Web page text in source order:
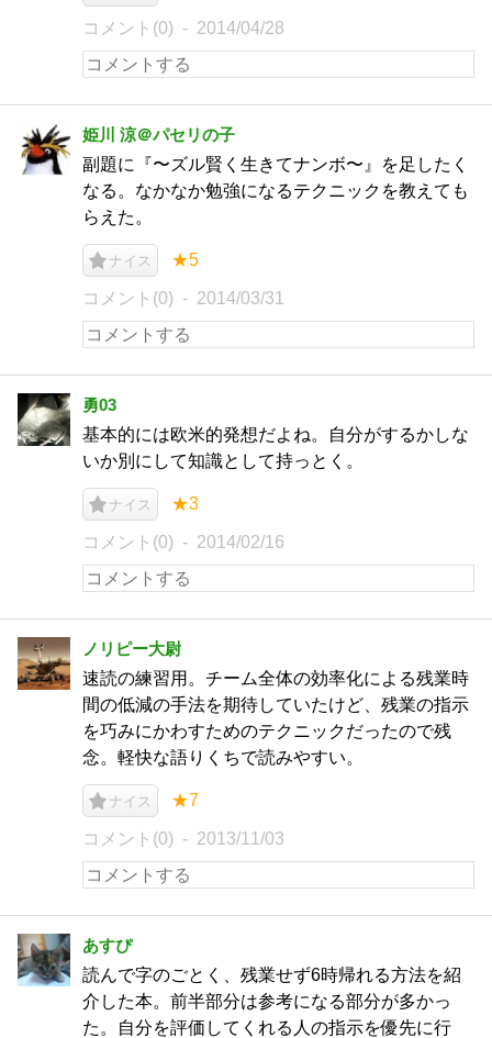
コメント(0) 2014/04/28
姫川 涼＠パセリの子
副題に『〜ズル賢く生きてナンボ〜』を足したく
なる。なかなか勉強になるテクニックを教えても
らえた。
ナイス ★5
コメント(0) 2014/03/31
勇03
基本的には欧米的発想だよね。自分がするかしな
いか別にして知識として持っとく。
ナイス ★3
コメント(0) 2014/02/16
ノリピー大尉
速読の練習用。チーム全体の効率化による残業時
間の低減の手法を期待していたけど、残業の指示
を巧みにかわすためのテクニックだったので残
念。軽快な語りくちで読みやすい。
ナイス ★7
コメント(0) 2013/11/03
あすぴ
読んで字のごとく、残業せず6時帰れる方法を紹
介した本。前半部分は参考になる部分が多かっ
た。自分を評価してくれる人の指示を優先に行